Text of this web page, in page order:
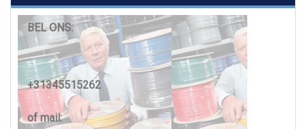
BEL ONS:
+31345515262
of mail: